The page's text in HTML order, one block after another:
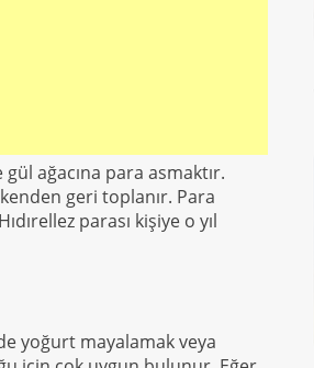
ağacına para asmaktır.
geri toplanır. Para
parası kişiye o yıl
yoğurt mayalamak veya